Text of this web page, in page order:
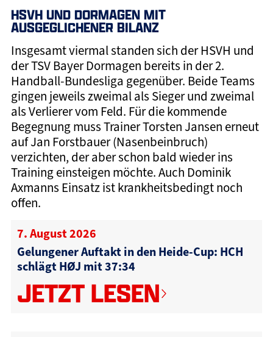
HSVH UND DORMAGEN MIT
AUSGEGLICHENER BILANZ
Insgesamt viermal standen sich der HSVH und
der TSV Bayer Dormagen bereits in der 2.
Handball-Bundesliga gegenüber. Beide Teams
gingen jeweils zweimal als Sieger und zweimal
als Verlierer vom Feld. Für die kommende
Begegnung muss Trainer Torsten Jansen erneut
auf Jan Forstbauer (Nasenbeinbruch)
verzichten, der aber schon bald wieder ins
Training einsteigen möchte. Auch Dominik
Axmanns Einsatz ist krankheitsbedingt noch
offen.
7. August 2026
Gelungener Auftakt in den Heide-Cup: HCH
schlägt HØJ mit 37:34
JETZT LESEN